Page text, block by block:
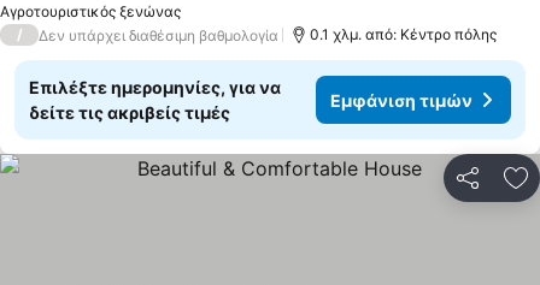
Αγροτουριστικός ξενώνας
/ Δεν υπάρχει διαθέσιμη βαθμολογία 0.1 χλμ. από: Κέντρο πόλης
Επιλέξτε ημερομηνίες, για να
δείτε τις ακριβείς τιμές
Εμφάνιση τιμών